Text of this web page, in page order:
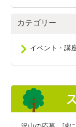
カテゴリー
イベント・講